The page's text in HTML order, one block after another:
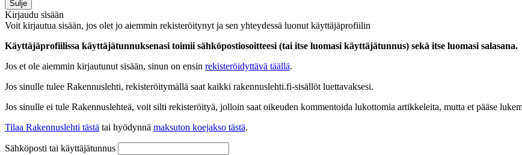
Sulje
Kirjaudu sisään
Voit kirjautua sisään, jos olet jo aiemmin rekisteröitynyt ja sen yhteydessä luonut käyttäjäprofiilin
Käyttäjäprofiilissa käyttäjätunnuksenasi toimii sähköpostiosoitteesi (tai itse luomasi käyttäjätunnus) sekä itse luomasi salasana.
Jos et ole aiemmin kirjautunut sisään, sinun on ensin rekisteröidyttävä täällä.
Jos sinulle tulee Rakennuslehti, rekisteröitymällä saat kaikki rakennuslehti.fi-sisällöt luettavaksesi.
Jos sinulle ei tule Rakennuslehteä, voit silti rekisteröityä, jolloin saat oikeuden kommentoida lukottomia artikkeleita, mutta et pääse
Tilaa Rakennuslehti tästä tai hyödynnä maksuton koejakso tästä.
Sähköposti tai käyttäjätunnus